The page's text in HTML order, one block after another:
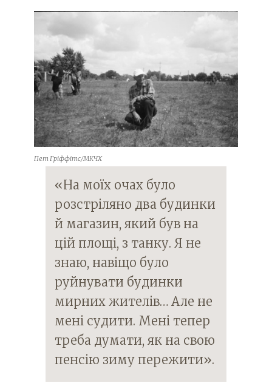
Пет Гріффітс/МКЧХ
«На моїх очах було
розстріляно два будинки
й магазин, який був на
цій площі, з танку. Я не
знаю, навіщо було
руйнувати будинки
мирних жителів… Але не
мені судити. Мені тепер
треба думати, як на свою
пенсію зиму пережити».